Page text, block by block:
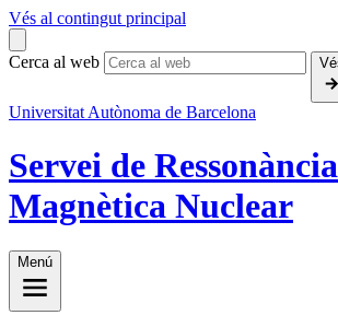
Vés al contingut principal
Cerca al web
Universitat Autònoma de Barcelona
Servei de Ressonància
Magnètica Nuclear
Menú